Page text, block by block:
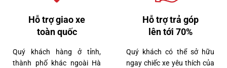
7 tỷ 650 triệu
Hỗ trợ giao xe
toàn quốc
Quý khách hàng ở tỉnh,
thành phố khác ngoài Hà
Hỗ trợ trả góp
lên tới 70%
Quý khách có thể sở hữu
ngay chiếc xe yêu thích của